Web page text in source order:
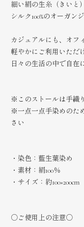
細い絹の生糸（きいと
シルク100%のオーガン
カジュアルにも、オフ
軽やかにご利用いただ
日々の生活の中で自在
※このストールは手織
※一点一点手染めのた
さい
・染色：藍生葉染め
・素材：絹100％
・サイズ：約
○ご使用上の注意○